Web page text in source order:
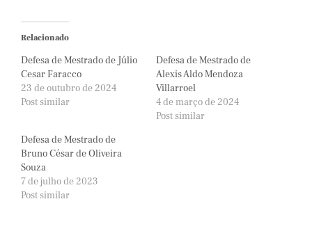
Relacionado
Defesa de Mestrado de Júlio
Cesar Faracco
23 de outubro de 2024
Post similar
Defesa de Mestrado de
Alexis Aldo Mendoza
Villarroel
4 de março de 2024
Post similar
Defesa de Mestrado de
Bruno César de Oliveira
Souza
7 de julho de 2023
Post similar